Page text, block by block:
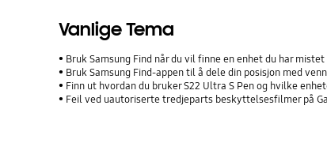
Vanlige Tema
Bruk Samsung Find når du vil finne en enhet du har mistet
Bruk Samsung Find-appen til å dele din posisjon med
Finn ut hvordan du bruker S22 Ultra S Pen og hvilke
Feil ved uautoriserte tredjeparts beskyttelsesfilmer på